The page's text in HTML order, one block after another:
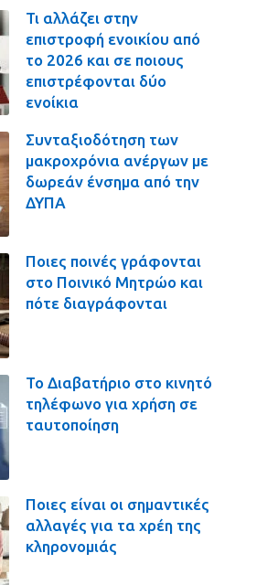
Τι αλλάζει στην
επιστροφή ενοικίου από
το 2026 και σε ποιους
επιστρέφονται δύο
ενοίκια
Συνταξιοδότηση των
μακροχρόνια ανέργων με
δωρεάν ένσημα από την
ΔΥΠΑ
Ποιες ποινές γράφονται
στο Ποινικό Μητρώο και
πότε διαγράφονται
Το Διαβατήριο στο κινητό
τηλέφωνο για χρήση σε
ταυτοποίηση
Ποιες είναι οι σημαντικές
αλλαγές για τα χρέη της
κληρονομιάς